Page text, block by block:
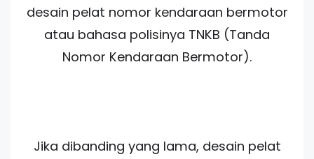
desain pelat nomor kendaraan bermotor
atau bahasa polisinya TNKB (Tanda
Nomor Kendaraan Bermotor).
Jika dibanding yang lama, desain pelat